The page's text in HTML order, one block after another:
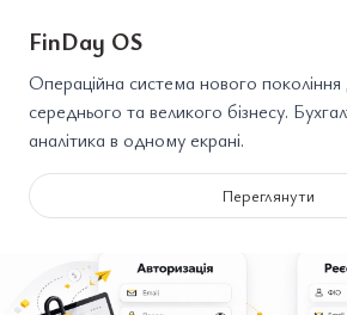
FinDay OS
Операційна система нового
середнього та великого бізнесу.
аналітика в одному екрані.
Переглянути